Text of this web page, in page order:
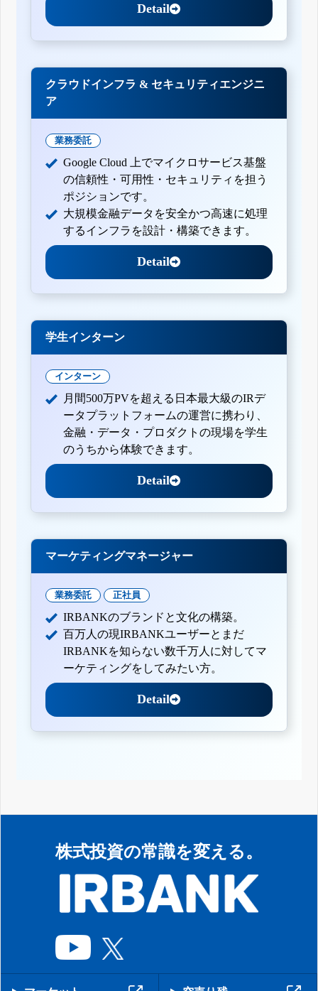
Detail
クラウドインフラ & セキュリティエンジニ
ア
業務委託
Google Cloud 上でマイクロサービス基盤
の信頼性・可用性・セキュリティを担う
ポジションです。
大規模金融データを安全かつ高速に処理
するインフラを設計・構築できます。
Detail
学生インターン
インターン
月間500万PVを超える日本最大級のIRデ
ータプラットフォームの運営に携わり、
金融・データ・プロダクトの現場を学生
のうちから体験できます。
Detail
マーケティングマネージャー
業務委託 正社員
IRBANKのブランドと文化の構築。
百万人の現IRBANKユーザーとまだ
IRBANKを知らない数千万人に対してマ
ーケティングをしてみたい方。
Detail
株式投資の常識を変える。